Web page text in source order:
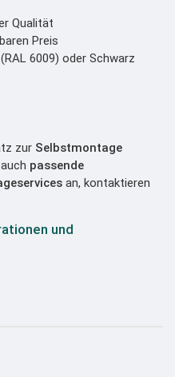
Qualität
Preis
6009) oder Schwarz
zur Selbstmontage
passende
an, kontaktieren
und